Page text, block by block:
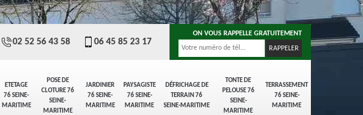
ETETAGE
76 SEINE-
MARITIME
POSE DE
CLOTURE 76
SEINE-
MARITIME
JARDINIER
76 SEINE-
MARITIME
PAYSAGISTE
76 SEINE-
MARITIME
DÉFRICHAGE DE
TERRAIN 76
SEINE-MARITIME
TONTE DE
PELOUSE 76
SEINE-
MARITIME
TERRASSEMENT
76 SEINE-
MARITIME
02 52 56 43 58 06 45 85 23 17
ON VOUS RAPPELLE GRATUITEMENT